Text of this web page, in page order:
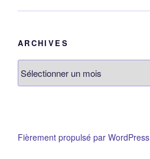
ARCHIVES
Fièrement propulsé par WordPress